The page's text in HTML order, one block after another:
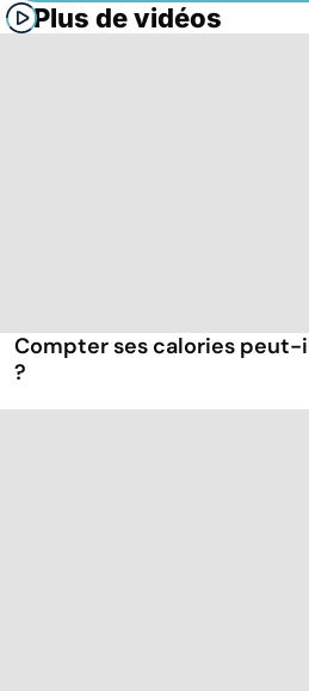
Plus de vidéos
Compter ses calories peut-
?